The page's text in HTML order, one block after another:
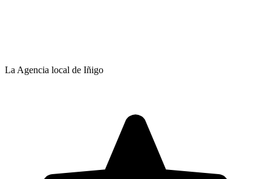
La Agencia local de Iñigo